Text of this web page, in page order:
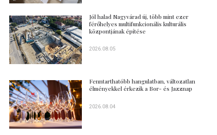
Jól halad Nagyvárad új, több mint ezer
férőhelyes multifunkcionális kulturális
központjának építése
2026.08.05
Fenntarthatóbb hangulatban, változatlan
élményekkel érkezik a Bor- és Jazznap
2026.08.04